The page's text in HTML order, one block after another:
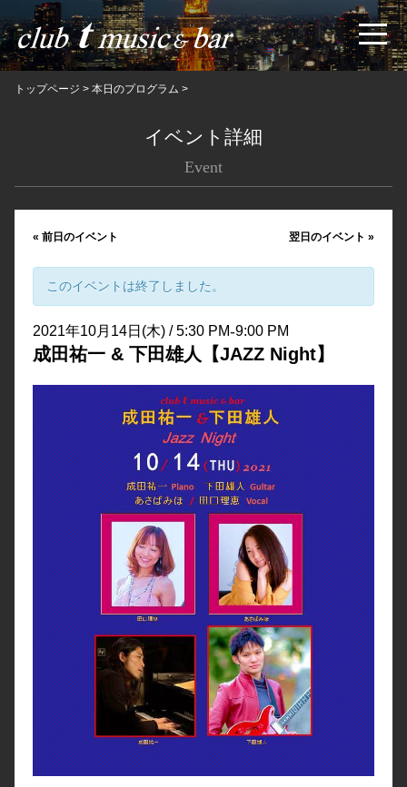
トップページ > 本日のプログラム >
イベント詳細
Event
« 前日のイベント 翌日のイベント»
このイベントは終了しました。
2021年10月14日(木) / 5:30 PM-9:00 PM
成田祐一 & 下田雄人【JAZZ Night】